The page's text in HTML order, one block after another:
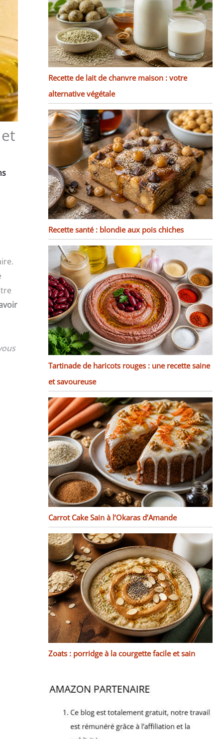
Recette de lait de chanvre maison : votre
alternative végétale
Recette santé : blondie aux pois chiches
Tartinade de haricots rouges : une recette saine
et savoureuse
Carrot Cake Sain à l’Okaras d’Amande
Zoats : porridge à la courgette facile et sain